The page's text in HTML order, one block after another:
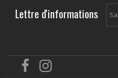
Lettre d'informations